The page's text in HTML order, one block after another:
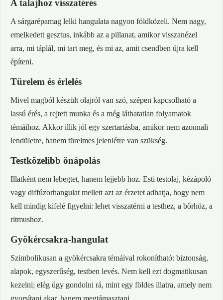
A talajhoz visszatérés
A sárgarépamag lelki hangulata nagyon földközeli. Nem nagy,
emelkedett gesztus, inkább az a pillanat, amikor visszanézel
arra, mi táplál, mi tart meg, és mi az, amit csendben újra kell
építeni.
Türelem és érlelés
Mivel magból készült olajról van szó, szépen kapcsolható a
lassú érés, a rejtett munka és a még láthatatlan folyamatok
témáihoz. Akkor illik jól egy szertartásba, amikor nem azonnali
lendületre, hanem türelmes jelenlétre van szükség.
Testközelibb önápolás
Illatként nem lebegtet, hanem lejjebb hoz. Esti testolaj, kézápoló
vagy diffúzorhangulat mellett azt az érzetet adhatja, hogy nem
kell mindig kifelé figyelni: lehet visszatérni a testhez, a bőrhöz, a
ritmushoz.
Gyökércsakra-hangulat
Szimbolikusan a gyökércsakra témáival rokonítható: biztonság,
alapok, egyszerűség, testben levés. Nem kell ezt dogmatikusan
kezelni; elég úgy gondolni rá, mint egy földes illatra, amely nem